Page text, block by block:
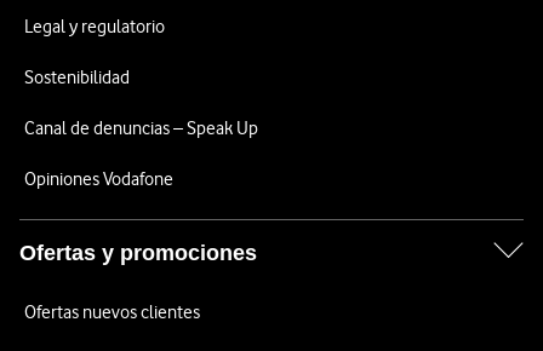
Legal y regulatorio
Sostenibilidad
Canal de denuncias – Speak Up
Opiniones Vodafone
Ofertas y promociones
Ofertas nuevos clientes